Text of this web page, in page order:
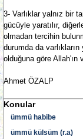
3- Varlıklar yalnız bir
gücüyle yaratılır,
olmadan tercihin
durumda da
olduğuna göre Allah'ın
Ahmet ÖZALP
Konular
ümmü habibe
ümmü külsüm (r.a)